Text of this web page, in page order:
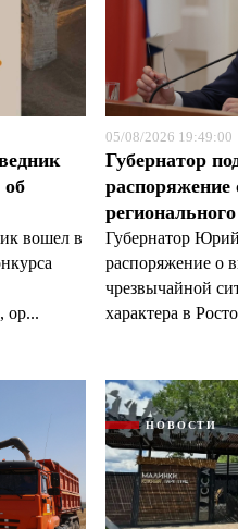
об
вошел в
ор...
05/08/2026 19:49:00
Губернатор
распоряжение
Губернатор
распоряжение о
чрезвычайной
характера в
НОВОСТИ
конфиденциальности и
конфиденциальности и